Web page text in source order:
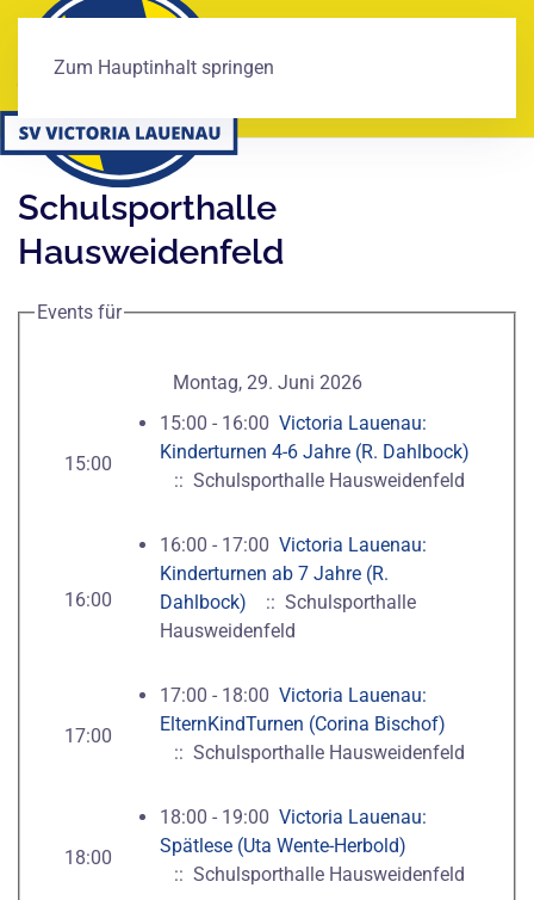
Zum Hauptinhalt springen
Schulsporthalle
Hausweidenfeld
Events für
Montag, 29. Juni 2026
15:00
15:00 - 16:00 Victoria Lauenau:
Kinderturnen 4-6 Jahre (R. Dahlbock)
:: Schulsporthalle Hausweidenfeld
16:00
16:00 - 17:00 Victoria Lauenau:
Kinderturnen ab 7 Jahre (R.
Dahlbock)
:: Schulsporthalle
Hausweidenfeld
17:00
17:00 - 18:00 Victoria Lauenau:
ElternKindTurnen (Corina Bischof)
:: Schulsporthalle Hausweidenfeld
18:00
18:00 - 19:00 Victoria Lauenau:
Spätlese (Uta Wente-Herbold)
:: Schulsporthalle Hausweidenfeld